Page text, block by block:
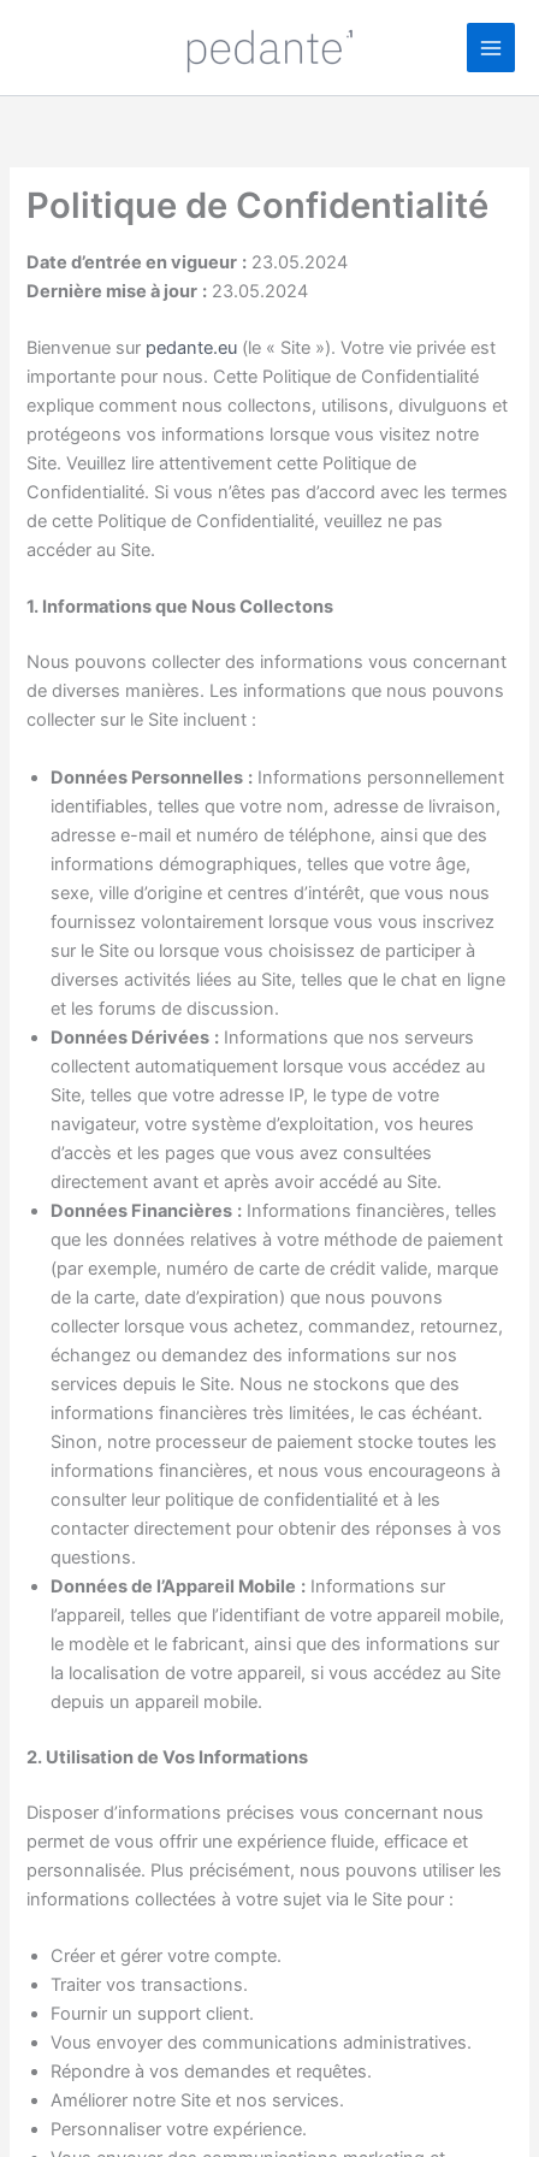
Politique de Confidentialité
Date d’entrée en vigueur : 23.05.2024
Dernière mise à jour : 23.05.2024
Bienvenue sur pedante.eu (le « Site »). Votre vie privée est
importante pour nous. Cette Politique de Confidentialité
explique comment nous collectons, utilisons, divulguons et
protégeons vos informations lorsque vous visitez notre
Site. Veuillez lire attentivement cette Politique de
Confidentialité. Si vous n’êtes pas d’accord avec les termes
de cette Politique de Confidentialité, veuillez ne pas
accéder au Site.
1. Informations que Nous Collectons
Nous pouvons collecter des informations vous concernant
de diverses manières. Les informations que nous pouvons
collecter sur le Site incluent :
Données Personnelles : Informations personnellement
identifiables, telles que votre nom, adresse de livraison,
adresse e-mail et numéro de téléphone, ainsi que des
informations démographiques, telles que votre âge,
sexe, ville d’origine et centres d’intérêt, que vous nous
fournissez volontairement lorsque vous vous inscrivez
sur le Site ou lorsque vous choisissez de participer à
diverses activités liées au Site, telles que le chat en ligne
et les forums de discussion.
Données Dérivées : Informations que nos serveurs
collectent automatiquement lorsque vous accédez au
Site, telles que votre adresse IP, le type de votre
navigateur, votre système d’exploitation, vos heures
d’accès et les pages que vous avez consultées
directement avant et après avoir accédé au Site.
Données Financières : Informations financières, telles
que les données relatives à votre méthode de paiement
(par exemple, numéro de carte de crédit valide, marque
de la carte, date d’expiration) que nous pouvons
collecter lorsque vous achetez, commandez, retournez,
échangez ou demandez des informations sur nos
services depuis le Site. Nous ne stockons que des
informations financières très limitées, le cas échéant.
Sinon, notre processeur de paiement stocke toutes les
informations financières, et nous vous encourageons à
consulter leur politique de confidentialité et à les
contacter directement pour obtenir des réponses à vos
questions.
Données de l’Appareil Mobile : Informations sur
l’appareil, telles que l’identifiant de votre appareil mobile,
le modèle et le fabricant, ainsi que des informations sur
la localisation de votre appareil, si vous accédez au Site
depuis un appareil mobile.
2. Utilisation de Vos Informations
Disposer d’informations précises vous concernant nous
permet de vous offrir une expérience fluide, efficace et
personnalisée. Plus précisément, nous pouvons utiliser les
informations collectées à votre sujet via le Site pour :
Créer et gérer votre compte.
Traiter vos transactions.
Fournir un support client.
Vous envoyer des communications administratives.
Répondre à vos demandes et requêtes.
Améliorer notre Site et nos services.
Personnaliser votre expérience.